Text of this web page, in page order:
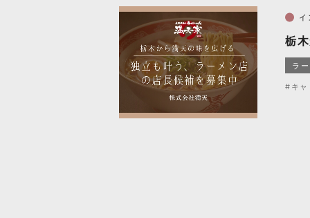
イ
栃
ラ
#キャ